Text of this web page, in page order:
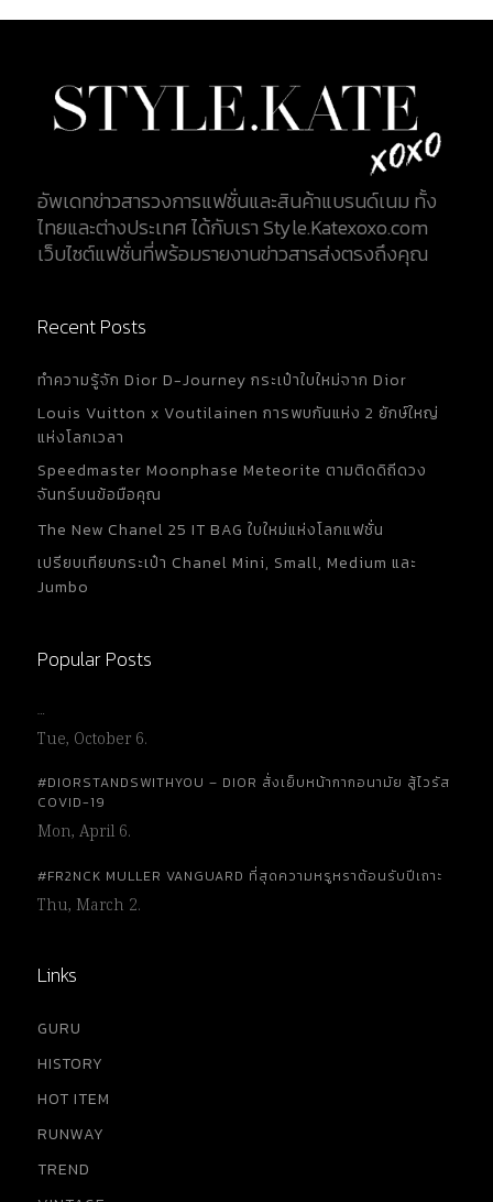
สำเร็จ จึงนำผลิตภัณฑ์ส่งกลับให้สำนักงาน Longines
ทำงานในอุตสาหกรรมการธนาคารมาระยะหนึ่ง ในปีนั้น
เขาและหุ้นส่วนอีก 2 คน นามว่า Henri Raiguel และ
Florian Morel (ซึ่งมีศักดิ์เป็นพี่เขย) ได้ตัดสินใจที่จะ
เปิดบริษัทผลิตนาฬิกาของตนเองขึ้น ในฐานะโรงงาน
ประกอบที่เมือง Saint-Imier ในประเทศสวิตเซอร์แลนด์
เป็นที่รู้จักภายใต้ชื่อ Raiguel...
อัพเดทข่าวสารวงการแฟชั่นและสินค้าแบรนด์เนม ทั้ง
ไทยและต่างประเทศ ได้กับเรา Style.Katexoxo.com
เว็บไซต์แฟชั่นที่พร้อมรายงานข่าวสารส่งตรงถึงคุณ
Recent Posts
ทำความรู้จัก Dior D-Journey กระเป๋าใบใหม่จาก Dior
Louis Vuitton x Voutilainen การพบกันแห่ง 2 ยักษ์ใหญ่
แห่งโลกเวลา
Speedmaster Moonphase Meteorite ตามติดดิถีดวง
จันทร์บนข้อมือคุณ
The New Chanel 25 IT BAG ใบใหม่แห่งโลกแฟชั่น
เปรียบเทียบกระเป๋า Chanel Mini, Small, Medium และ
Jumbo
Popular Posts
…
Tue, October 6.
#DIORSTANDSWITHYOU – DIOR สั่งเย็บหน้ากากอนามัย สู้ไวรัส
COVID-19
Mon, April 6.
#FR2NCK MULLER VANGUARD ที่สุดความหรูหราต้อนรับปีเถาะ
Thu, March 2.
Links
GURU
HISTORY
HOT ITEM
RUNWAY
TREND